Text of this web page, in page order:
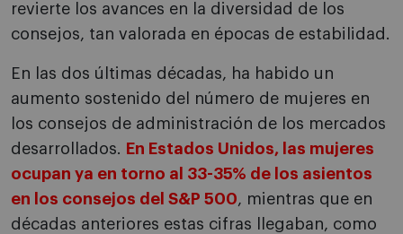
revierte los avances en la diversidad de los
consejos, tan valorada en épocas de estabilidad.
En las dos últimas décadas, ha habido un
aumento sostenido del número de mujeres en
los consejos de administración de los mercados
desarrollados. En Estados Unidos, las mujeres
ocupan ya en torno al 33-35% de los asientos
en los consejos del S&P 500, mientras que en
décadas anteriores estas cifras llegaban, como